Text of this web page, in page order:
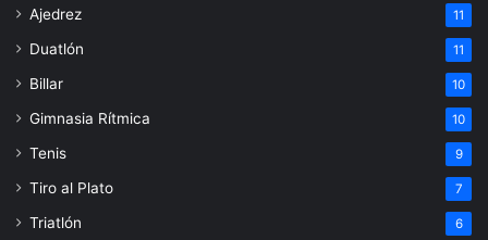
Ajedrez 11
Duatlón 11
Billar 10
Gimnasia Rítmica 10
Tenis 9
Tiro al Plato 7
Triatlón 6